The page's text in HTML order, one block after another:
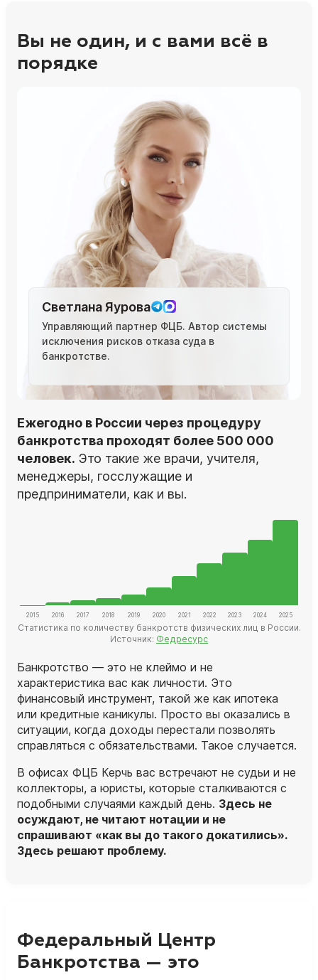
Вы не один, и с вами всё в
порядке
Светлана Яурова
Управляющий партнер ФЦБ. Автор системы
исключения рисков отказа суда в
банкротстве.
Ежегодно в России через процедуру
банкротства проходят более 500 000
человек. Это такие же врачи, учителя,
менеджеры, госслужащие и
предприниматели, как и вы.
Статистика по количеству банкротств физических лиц в России.
Источник: Федресурс
Банкротство — это не клеймо и не
характеристика вас как личности. Это
финансовый инструмент, такой же как ипотека
или кредитные каникулы. Просто вы оказались в
ситуации, когда доходы перестали позволять
справляться с обязательствами. Такое случается.
В офисах ФЦБ Керчь вас встречают не судьи и не
коллекторы, а юристы, которые сталкиваются с
подобными случаями каждый день. Здесь не
осуждают, не читают нотации и не
спрашивают «как вы до такого докатились».
Здесь решают проблему.
Федеральный Центр
Банкротства — это